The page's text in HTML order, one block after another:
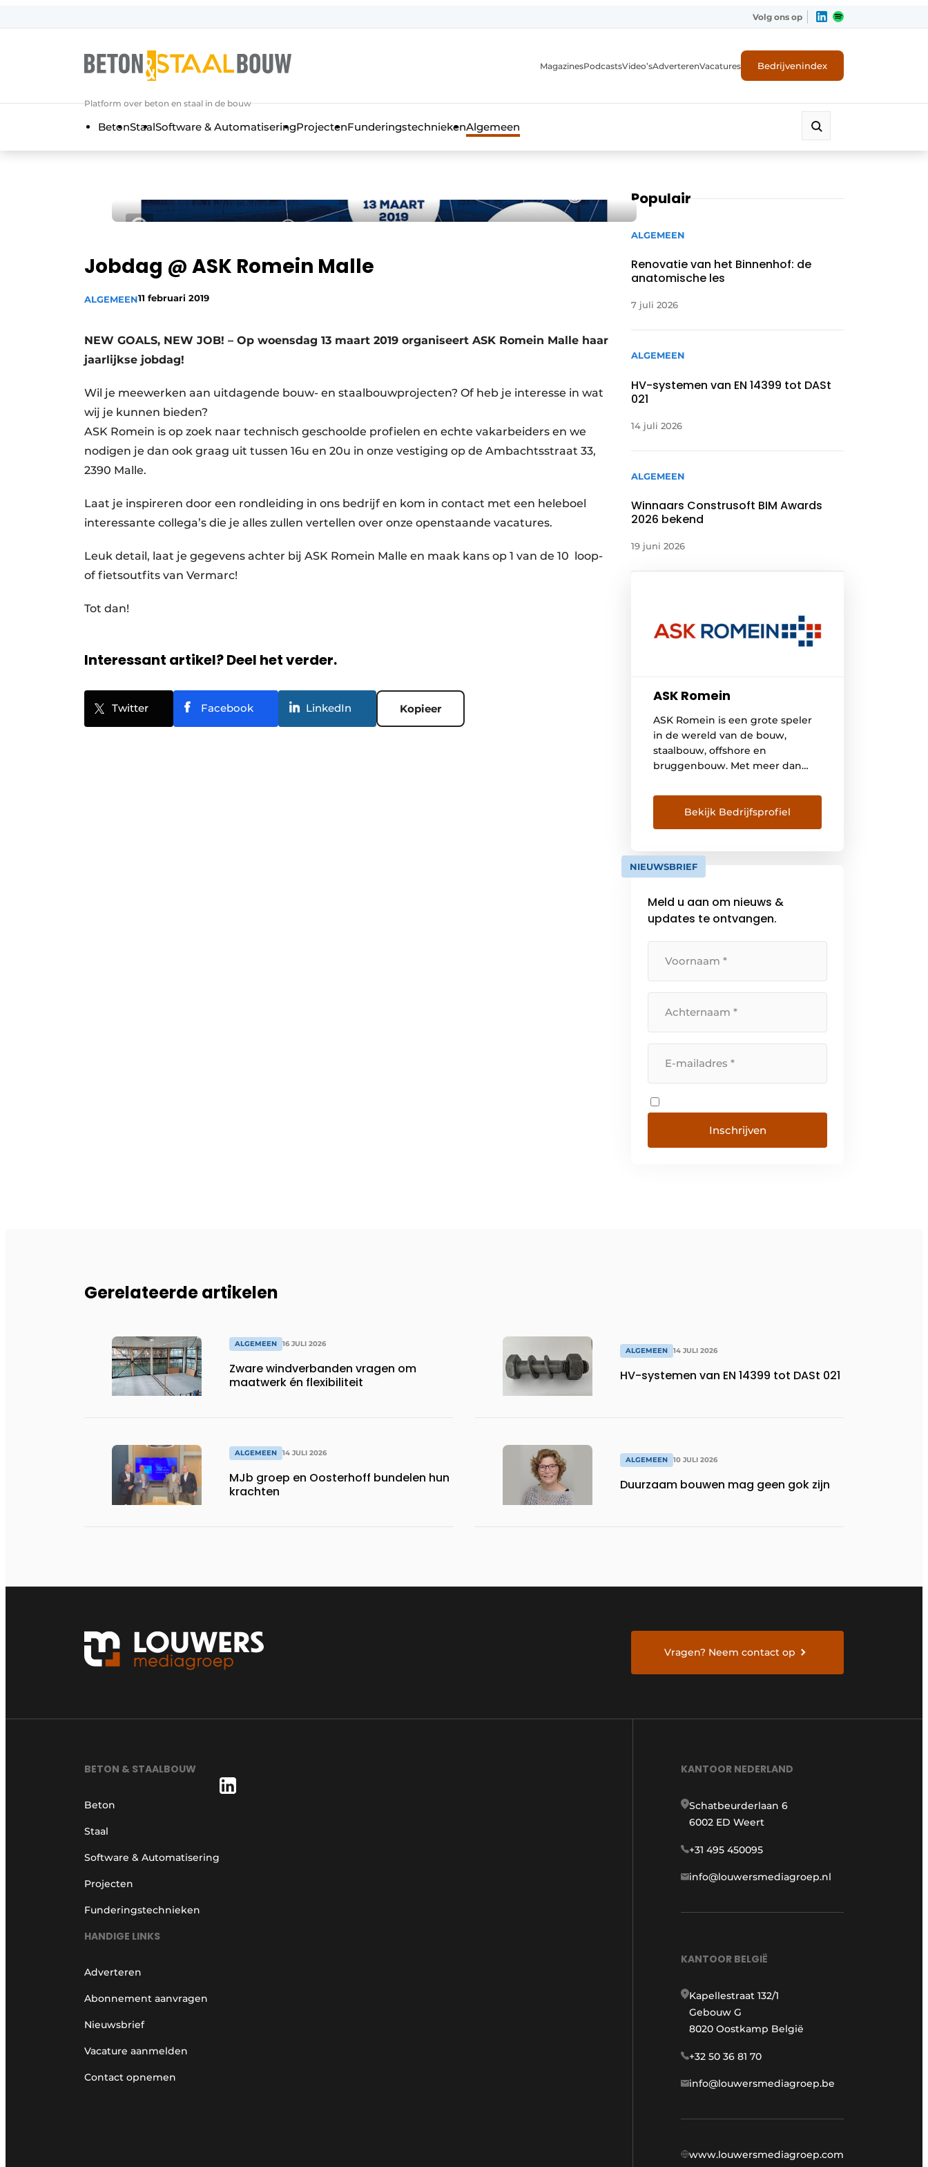
Algemene voorwaarden
Beton & Staalbouw | Ontdek hét vakblad voor de beton- en staalbouwbranche
Evenement aanmelden
Podcasts
Privacy / Cookie statement
Video’s
Volg ons op
Platform over beton en staal in de bouw
MagazinesPodcastsVideo’sAdverterenVacatures Bedrijvenindex
BetonStaalSoftware & AutomatiseringProjectenFunderingstechniekenAlgemeen
Jobdag @ ASK Romein Malle
ALGEMEEN11 februari 2019
NEW GOALS, NEW JOB! – Op woensdag 13 maart 2019 organiseert ASK Romein Malle haar
jaarlijkse jobdag!
Wil je meewerken aan uitdagende bouw- en staalbouwprojecten? Of heb je interesse in wat
wij je kunnen bieden?
ASK Romein is op zoek naar technisch geschoolde profielen en echte vakarbeiders en we
nodigen je dan ook graag uit tussen 16u en 20u in onze vestiging op de Ambachtsstraat 33,
2390 Malle.
Laat je inspireren door een rondleiding in ons bedrijf en kom in contact met een heleboel
interessante collega’s die je alles zullen vertellen over onze openstaande vacatures.
Leuk detail, laat je gegevens achter bij ASK Romein Malle en maak kans op 1 van de 10 loop-
of fietsoutfits van Vermarc!
Tot dan!
Interessant artikel? Deel het verder.
Twitter Facebook LinkedIn Kopieer
Populair
ALGEMEEN
Renovatie van het Binnenhof: de
anatomische les
7 juli 2026
ALGEMEEN
HV-systemen van EN 14399 tot DASt
021
14 juli 2026
ALGEMEEN
Winnaars Construsoft BIM Awards
2026 bekend
19 juni 2026
ASK Romein
ASK Romein is een grote speler
in de wereld van de bouw,
staalbouw, offshore en
bruggenbouw. Met meer dan
in Nederland en België en
internationale projecten, kenden
we de laatste tien à vijftien jaar
medewerkers van ASK Romein
delen een gezamenlijk DNA:
zien […]
Bekijk Bedrijfsprofiel
NIEUWSBRIEF
Meld u aan om nieuws &
updates te ontvangen.
Inschrijven
Gerelateerde artikelen
ALGEMEEN 16 JULI 2026
Zware windverbanden vragen om
maatwerk én flexibiliteit
ALGEMEEN 14 JULI 2026
MJb groep en Oosterhoff bundelen hun
krachten
ALGEMEEN 14 JULI 2026
HV-systemen van EN 14399 tot DASt 021
ALGEMEEN 10 JULI 2026
Duurzaam bouwen mag geen gok zijn
Vragen? Neem contact op
BETON & STAALBOUW
Beton
Staal
Software & Automatisering
Projecten
Funderingstechnieken
HANDIGE LINKS
Adverteren
Abonnement aanvragen
Nieuwsbrief
Vacature aanmelden
Contact opnemen
KANTOOR NEDERLAND
Schatbeurderlaan 6
6002 ED Weert
+31 495 450095
info@louwersmediagroep.nl
KANTOOR BELGIË
Kapellestraat 132/1
Gebouw G
8020 Oostkamp België
+32 50 36 81 70
info@louwersmediagroep.be
www.louwersmediagroep.com